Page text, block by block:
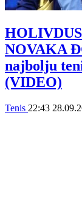
NOVAKA
najbolju
(VIDEO)
Tenis 22:43